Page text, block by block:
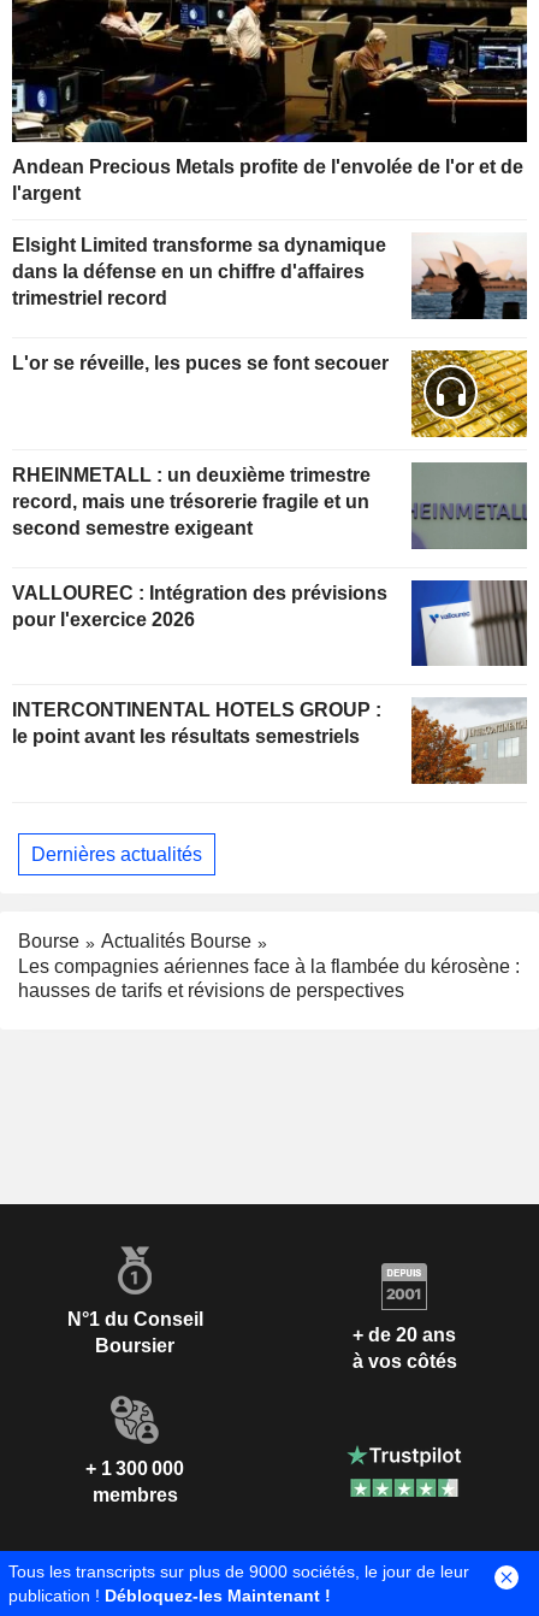
Andean Precious Metals profite de l'envolée de l'or et de
l'argent
Elsight Limited transforme sa dynamique
dans la défense en un chiffre d'affaires
trimestriel record
L'or se réveille, les puces se font secouer
RHEINMETALL : un deuxième trimestre
record, mais une trésorerie fragile et un
second semestre exigeant
VALLOUREC : Intégration des prévisions
pour l'exercice 2026
INTERCONTINENTAL HOTELS GROUP :
le point avant les résultats semestriels
Dernières actualités
Bourse
Actualités Bourse
Les compagnies aériennes face à la flambée du kérosène :
hausses de tarifs et révisions de perspectives
N°1 du Conseil
Boursier
+ de 20 ans
à vos côtés
+ 1 300 000
membres
Tous les transcripts sur plus de 9000 sociétés, le jour de leur
publication ! Débloquez-les Maintenant !